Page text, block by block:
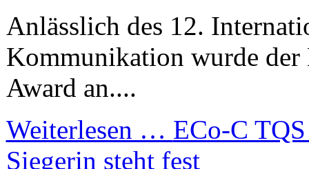
Anlässlich des 12.
Kommunikation wurde der
Award an....
Weiterlesen … ECo-C
Siegerin steht fest